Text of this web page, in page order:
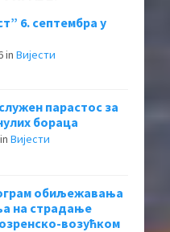
6. септембра у
in Вијести
парастос за
бораца
in Вијести
обиљежавања
на страдање
возућком